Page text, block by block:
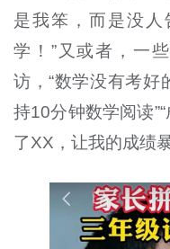
是我笨，而是没
学！”又或者，一
访，“数学没有考好
持10分钟数学阅读
了XX ，让我的成绩